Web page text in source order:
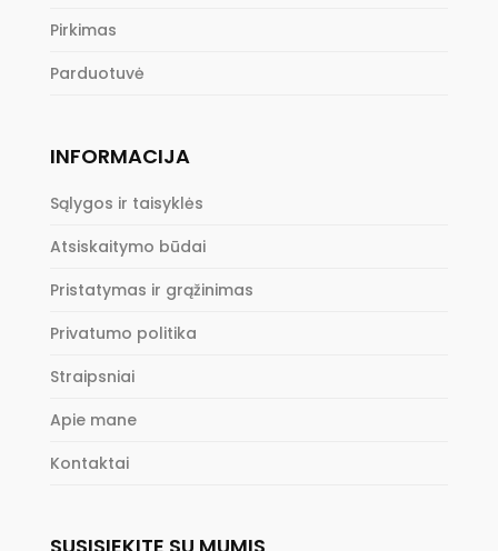
Pirkimas
Parduotuvė
INFORMACIJA
Sąlygos ir taisyklės
Atsiskaitymo būdai
Pristatymas ir grąžinimas
Privatumo politika
Straipsniai
Apie mane
Kontaktai